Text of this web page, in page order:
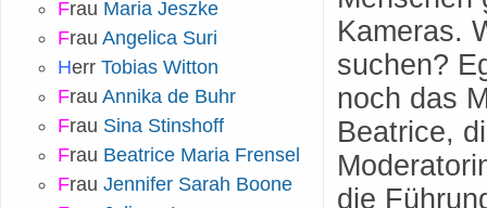
Kameras.
suchen?
noch das
Beatrice,
die
Frau Maria Jeszke
Frau Angelica Suri
Herr Tobias Witton
Frau Annika de Buhr
Frau Sina Stinshoff
Frau Beatrice Maria Frensel
Frau Jennifer Sarah Boone